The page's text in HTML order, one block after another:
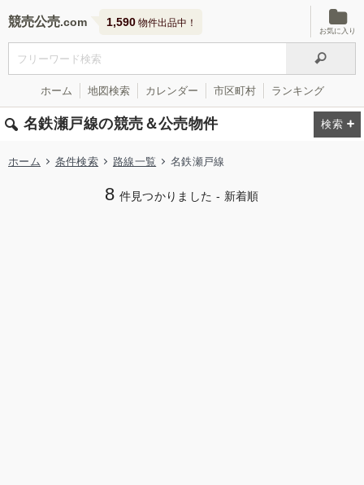
競売公売 1,590 物件出品中！
お気に入り
ホーム 地図検索 カレンダー 市区町村 ランキング
名鉄瀬戸線の競売＆公売物件
ホーム 条件検索 路線一覧 名鉄瀬戸線
8 件見つかりました - 新着順